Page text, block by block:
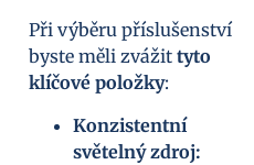
Při výběru příslušenství
byste měli zvážit tyto
klíčové položky:
Konzistentní
světelný zdroj: